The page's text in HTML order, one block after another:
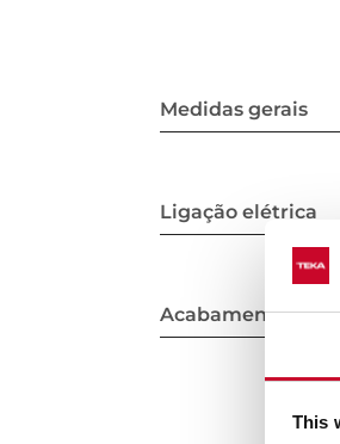
This
Medidas gerais
Ligação elétrica
Acabamento